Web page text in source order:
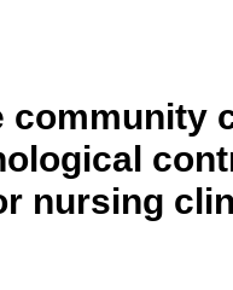
community
nursing